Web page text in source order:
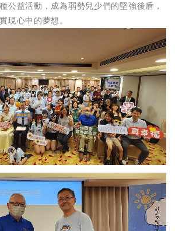
公益活動，成為弱勢兒少們的堅強後盾，
現心中的夢想。